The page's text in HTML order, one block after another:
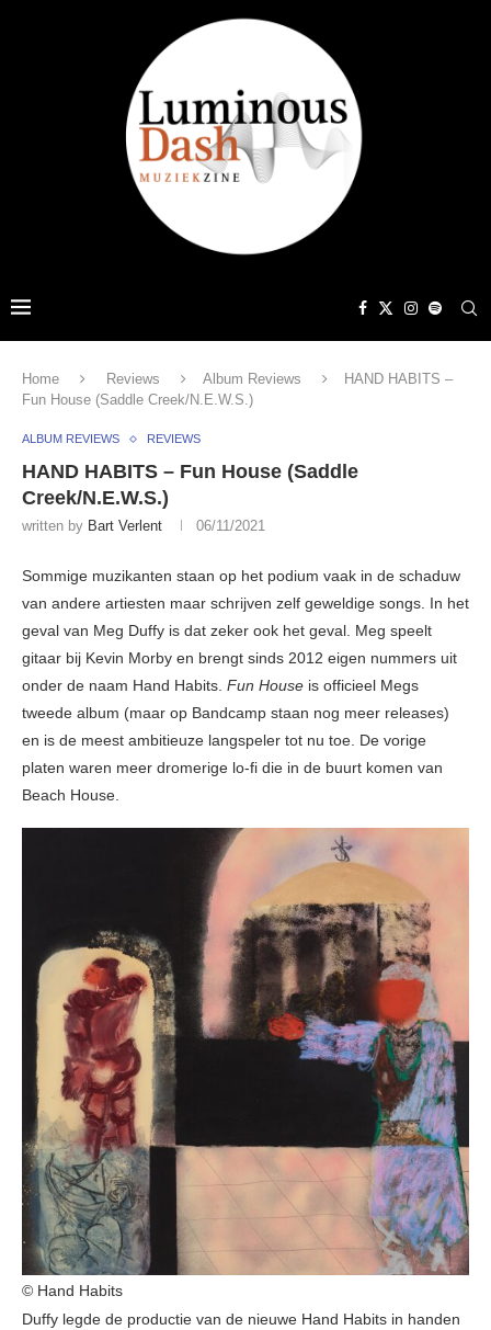
Home Reviews Album Reviews
HAND HABITS –
Fun House (Saddle Creek/N.E.W.S.)
ALBUM REVIEWS REVIEWS
HAND HABITS – Fun House (Saddle
Creek/N.E.W.S.)
written by Bart Verlent 06/11/2021
Sommige muzikanten staan op het podium vaak in de schaduw
van andere artiesten maar schrijven zelf geweldige songs. In het
geval van Meg Duffy is dat zeker ook het geval. Meg speelt
gitaar bij Kevin Morby en brengt sinds 2012 eigen nummers uit
onder de naam Hand Habits. Fun House is officieel Megs
tweede album (maar op Bandcamp staan nog meer releases)
en is de meest ambitieuze langspeler tot nu toe. De vorige
platen waren meer dromerige lo-fi die in de buurt komen van
Beach House.
© Hand Habits
Duffy legde de productie van de nieuwe Hand Habits in handen